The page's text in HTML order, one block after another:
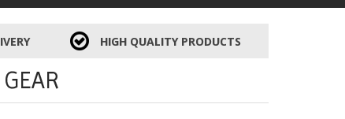
HIGH QUALITY PRODUCTS